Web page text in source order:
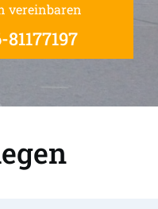
vereinbaren
81177197